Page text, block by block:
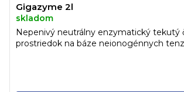
Gigazyme 2l
skladom
Nepenivý neutrálny enzymatický tekutý
prostriedok na báze neionogénnych